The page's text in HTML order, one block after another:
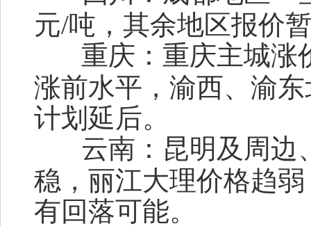
元/吨，其余地区报价
重庆： 重庆主城涨
涨前水平，渝西、渝
计划延后。
云南： 昆明及周边
稳，丽江大理价格趋
有回落可能。